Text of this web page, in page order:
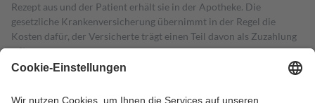
Rezept aus und der Patient erhält sie in der Apotheke. Die
gesetzliche Krankenversicherung übernimmt in der Regel die
Kosten dafür, der Versicherte trägt einen Teil davon als Zuzahlung
mit.
Grundsätzlich leisten Mitglieder Zuzahlungen in Höhe von zehn
höchstens zehn Euro.
Es sind jedoch nie mehr als die tatsächlichen